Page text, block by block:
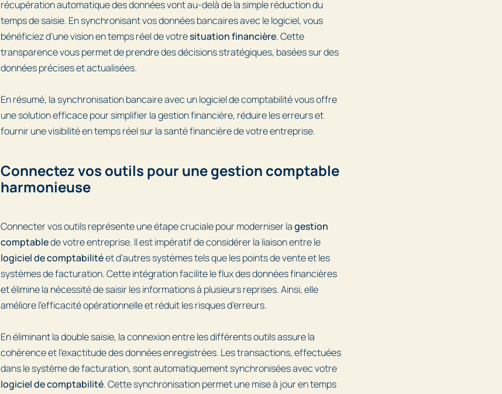
récupération automatique des données vont au-delà de la simple réduction du
temps de saisie. En synchronisant vos données bancaires avec le logiciel, vous
bénéficiez d’une vision en temps réel de votresituation financière. Cette
transparence vous permet de prendre des décisions stratégiques, basées sur des
données précises et actualisées.
En résumé, la synchronisation bancaire avec un logiciel de comptabilité vous offre
une solution efficace pour simplifier la gestion financière, réduire les erreurs et
fournir une visibilité en temps réel sur la santé financière de votre entreprise.
Connectez vos outils pour une gestion comptable
harmonieuse
Connecter vos outils représente une étape cruciale pour moderniser lagestion
comptablede votre entreprise. Il est impératif de considérer la liaison entre le
logiciel de comptabilitéet d’autres systèmes tels que les points de vente et les
systèmes de facturation. Cette intégration facilite le flux des données financières
et élimine la nécessité de saisir les informations à plusieurs reprises. Ainsi, elle
améliore l’efficacité opérationnelle et réduit les risques d’erreurs.
En éliminant la double saisie, la connexion entre les différents outils assure la
cohérence et l’exactitude des données enregistrées. Les transactions, effectuées
dans le système de facturation, sont automatiquement synchronisées avec votre
logiciel de comptabilité. Cette synchronisation permet une mise à jour en temps